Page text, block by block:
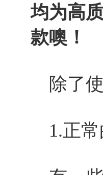
均为高
款噢！
除了使
1.正常